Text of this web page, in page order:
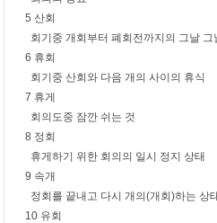
5 산회
회기중 개회부터 폐회전까지의 그날 그
6 휴회
회기중 산회와 다음 개의 사이의 휴식
7 휴게
회의도중 잠깐 쉬는 것
8 정회
휴게하기 위한 회의의 일시 정지 상태
9 속개
정회를 끝내고 다시 개의(개회)하는 상
10 유회